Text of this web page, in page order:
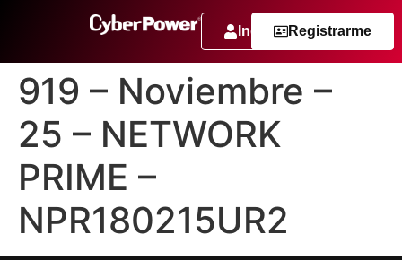
IngresarRegistrarme
919 – Noviembre –
25 – NETWORK
PRIME –
NPR180215UR2